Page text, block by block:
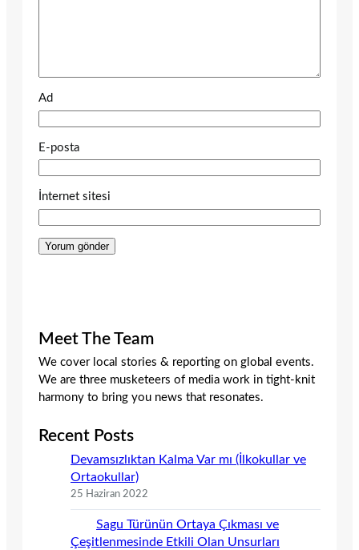
Ad
E-posta
İnternet sitesi
Meet The Team
We cover local stories & reporting on global events.
We are three musketeers of media work in tight-knit
harmony to bring you news that resonates.
Recent Posts
Devamsızlıktan Kalma Var mı (İlkokullar ve
Ortaokullar)
25 Haziran 2022
Sagu Türünün Ortaya Çıkması ve
Çeşitlenmesinde Etkili Olan Unsurları